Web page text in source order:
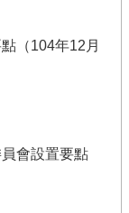
（104年12月
會設置要點